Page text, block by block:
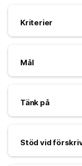
Kriterier
Mål
Tänk på
Stöd vid